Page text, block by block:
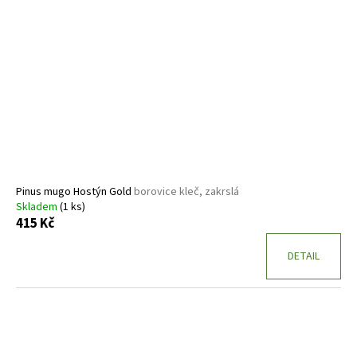
Pinus mugo Hostýn Gold borovice kleč, zakrslá
Skladem (1 ks)
415 Kč
DETAIL